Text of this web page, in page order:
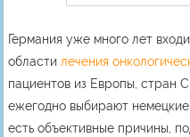
Германия уже много лет
области лечения
пациентов из Европы, стран
ежегодно выбирают
есть объективные причины,